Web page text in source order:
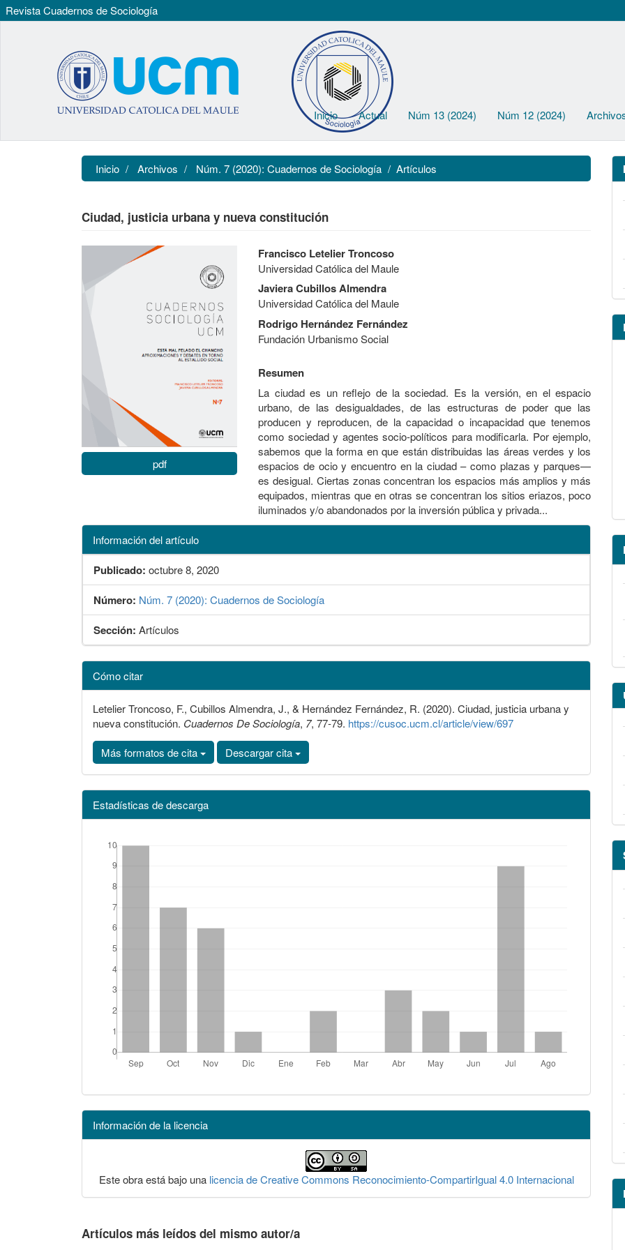
Revista Cuadernos de Sociología
Contenido
principal
Inicio Actual Núm 13 (2024) Núm 12 (2024)
Inicio Archivos Núm. 7 (2020): Cuadernos de Sociología Artículos
Ciudad, justicia urbana y nueva constitución
Barra
artículo
pdf
Contenido
principal
del
artículo
Francisco Letelier Troncoso
Universidad Católica del Maule
Javiera Cubillos Almendra
Universidad Católica del Maule
Rodrigo Hernández Fernández
Fundación Urbanismo Social
Resumen
La ciudad es un reflejo de la sociedad. Es la versión, en el espacio
urbano, de las desigualdades, de las estructuras de poder que las
producen y reproducen, de la capacidad o incapacidad que tenemos
como sociedad y agentes socio-políticos para modificarla. Por ejemplo,
sabemos que la forma en que están distribuidas las áreas verdes y los
espacios de ocio y encuentro en la ciudad – como plazas y parques—
es desigual. Ciertas zonas concentran los espacios más amplios y más
equipados, mientras que en otras se concentran los sitios eriazos, poco
iluminados y/o abandonados por la inversión pública y privada...
Información del artículo
Publicado: octubre 8, 2020
Número: Núm. 7 (2020): Cuadernos de Sociología
Sección: Artículos
Detalles
del
artículo
Cómo citar
Letelier Troncoso, F., Cubillos Almendra, J., & Hernández Fernández, R. (2020). Ciudad, justicia urbana y
nueva constitución. Cuadernos De Sociología, 7, 77-79. https://cusoc.ucm.cl/article/view/697
Más formatos de cita
Descargar cita
Estadísticas de descarga
Información de la licencia
Este obra está bajo una licencia de Creative Commons Reconocimiento-CompartirIgual 4.0 Internacional
Artículos más leídos del mismo autor/a